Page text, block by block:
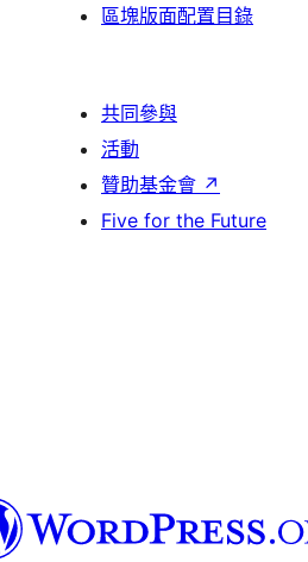
區塊版面配置目錄
共同參與
活動
贊助基金會 ↗
Five for the Future